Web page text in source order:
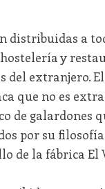
distribuidas a
y
del extranjero.
que no es
de galardones
por su
de la fábrica El